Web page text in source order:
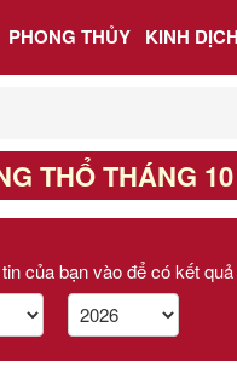
PHONG THỦY KINH DỊCH
THỔ THÁNG
của bạn vào để có kết